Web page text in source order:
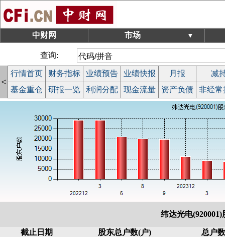
中财网 市场 ▼
查询:
<
行情首页 财务指标 业绩预告 业绩快报 月报
减
基金重仓
研报一览 利润分配 现金流量 资产负债 非经常
纬达光电(920001)
截止日期 股东总户数(户)
总户